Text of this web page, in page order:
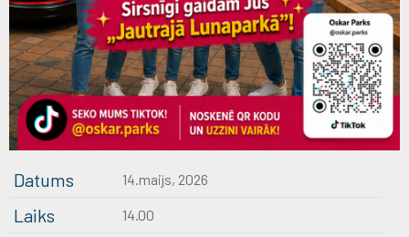
Datums 14.maijs, 2026
Laiks 14.00